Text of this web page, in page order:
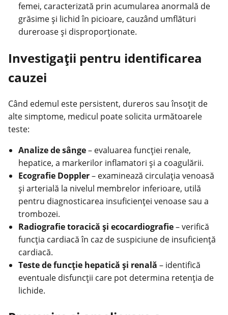
femei, caracterizată prin acumularea anormală de
grăsime şi lichid în picioare, cauzând umflături
dureroase și disproporţionate.
Investigaţii pentru identificarea
cauzei
Când edemul este persistent, dureros sau însoţit de
alte simptome, medicul poate solicita următoarele
teste:
Analize de sânge– evaluarea funcţiei renale,
hepatice, a markerilor inflamatori şi a coagulării.
Ecografie Doppler– examinează circulaţia venoasă
şi arterială la nivelul membrelor inferioare, utilă
pentru diagnosticarea insuficienţei venoase sau a
trombozei.
Radiografie toracică şi ecocardiografie– verifică
funcţia cardiacăîn caz de suspiciune de insuficienţă
cardiacă.
Teste de funcţie hepatică şi renală – identifică
eventuale disfuncţii care pot determina retenţia de
lichide.